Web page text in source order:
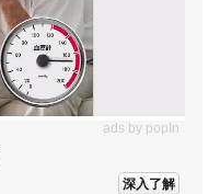
ads by popIn
深入了解